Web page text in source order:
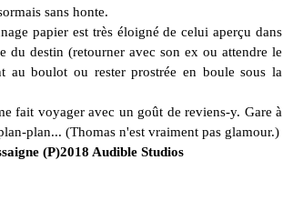
sans honte.
papier est très éloigné de celui aperçu dans
du destin (retourner avec son ex ou attendre le
au boulot ou rester prostrée en boule sous la
fait voyager avec un goût de reviens-y. Gare à
plan... (Thomas n'est vraiment pas glamour.)
(P)2018 Audible Studios